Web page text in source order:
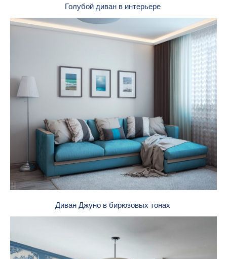
Голубой диван в интерьере
Диван Джуно в бирюзовых тонах